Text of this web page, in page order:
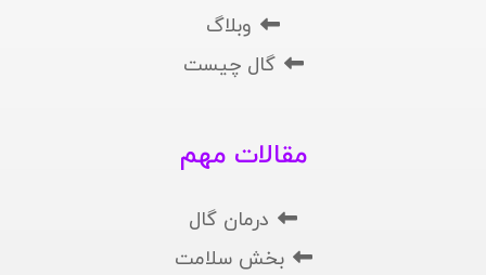
وبلاگ
گال چیست
مقالات مهم
درمان گال
بخش سلامت